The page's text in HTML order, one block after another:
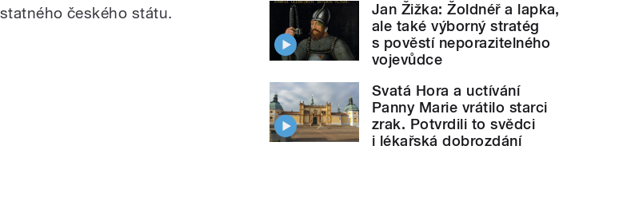
českého státu.
Jan Žižka: Žoldnéř a lapka,
ale také výborný stratég
s pověstí neporazitelného
vojevůdce
Svatá Hora a uctívání
Panny Marie vrátilo starci
zrak. Potvrdili to svědci
i lékařská dobrozdání